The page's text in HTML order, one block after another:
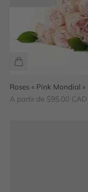
Roses « Pink Mondial »
Prix de vente
A partir de $95.00 CAD